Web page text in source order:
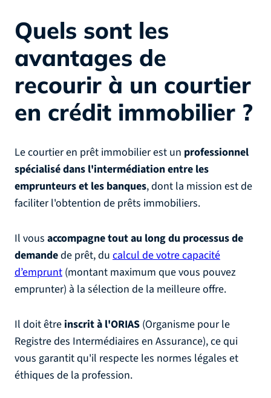
Quels sont les
avantages de
recourir à un courtier
en crédit immobilier ?
Le courtier en prêt immobilier est un professionnel
spécialisé dans l'intermédiation entre les
emprunteurs et les banques, dont la mission est de
faciliter l'obtention de prêts immobiliers.
Il vous accompagne tout au long du processus de
demandede prêt, du calcul de votre capacité
d’emprunt (montant maximum que vous pouvez
emprunter) à la sélection de la meilleure offre.
Il doit être inscrit à l'ORIAS (Organisme pour le
Registre des Intermédiaires en Assurance), ce qui
vous garantit qu'il respecte les normes légales et
éthiques de la profession.